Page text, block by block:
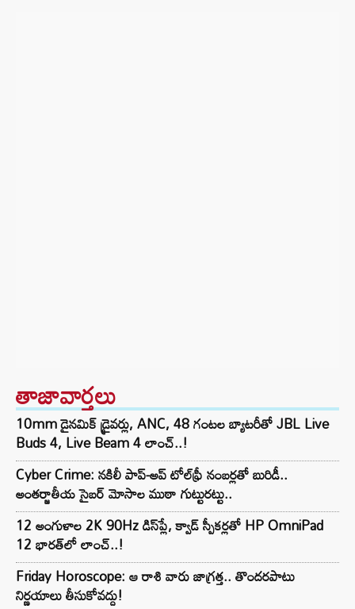
తాజావార్తలు
10mm డైనమిక్ డ్రైవర్లు, ANC, 48 గంటల బ్యాటరీతో JBL Live
Buds 4, Live Beam 4 లాంచ్..!
Cyber Crime: నకిలీ పాప్-అప్ టోల్‌ఫ్రీ నంబర్లతో బురిడీ..
అంతర్జాతీయ సైబర్ మోసాల ముఠా గుట్టురట్టు..
12 అంగుళాల 2K 90Hz డిస్‌ప్లే, క్వాడ్ స్పీకర్లతో HP OmniPad
12 భారత్‌లో లాంచ్..!
Friday Horoscope: ఆ రాశి వారు జాగ్రత్త.. తొందరపాటు
నిర్ణయాలు తీసుకోవద్దు!